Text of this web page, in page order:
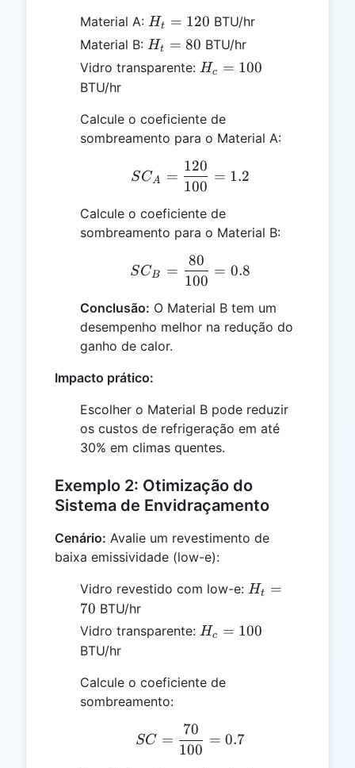
Material A: H_t
=
120
Ht = 120 BTU/hr
Material B: H_t
=
80
Ht = 80 BTU/hr
Vidro transparente: H_c
Hc = 100
BTU/hr
Calcule o coeficiente de
sombreamento para o Material A:
SC_A =
SCA =
100
120
= 1.2
Calcule o coeficiente de
sombreamento para o Material B:
SC_B = \frac{80}{100}
SCB =
100
80
= 0.8
Conclusão: O Material B tem um
desempenho melhor na redução do
ganho de calor.
Impacto prático:
Escolher o Material B pode reduzir
os custos de refrigeração em até
30% em climas quentes.
Exemplo 2: Otimização do
Sistema de Envidraçamento
Cenário: Avalie um revestimento de
baixa emissividade (low-e):
Vidro revestido com low-e: H_t
70
Ht
=
70 BTU/hr
Vidro transparente: H_c
Hc = 100
BTU/hr
Calcule o coeficiente de
sombreamento:
SC = \frac{70}{100} =
SC =
100
70
= 0.7